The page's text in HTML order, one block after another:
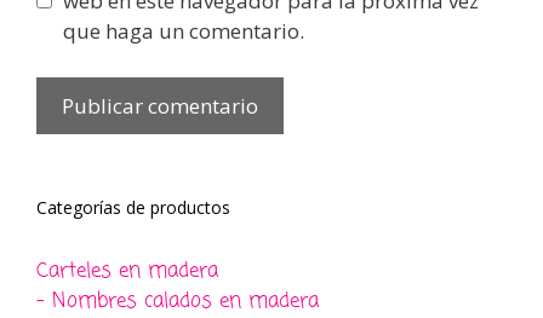
que haga un comentario.
Categorías de productos
Carteles en madera
- Nombres calados en madera